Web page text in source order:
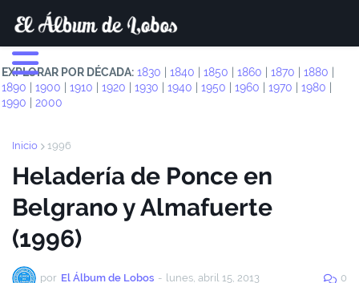
EXPLORAR POR DÉCADA: 1830 1840 1850 1860 1870 1880
1890
1900 1910 1920 1930 1940 1950 1960 1970 1980
1990
2000
Inicio 1996
Heladería de Ponce en
Belgrano y Almafuerte
(1996)
por El Álbum de Lobos - lunes, abril 15, 2013 0